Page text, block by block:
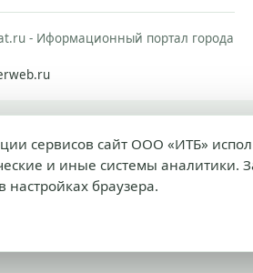
- Иформационный портал города
сервисов сайт ООО «ИТБ»
и иные системы аналитики.
настройках браузера.